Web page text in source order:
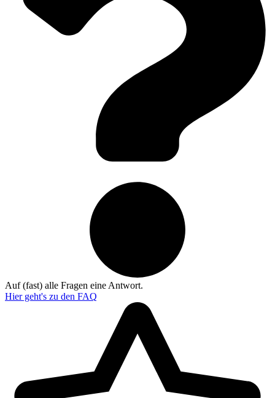
Auf (fast) alle Fragen eine Antwort.
Hier geht's zu den FAQ